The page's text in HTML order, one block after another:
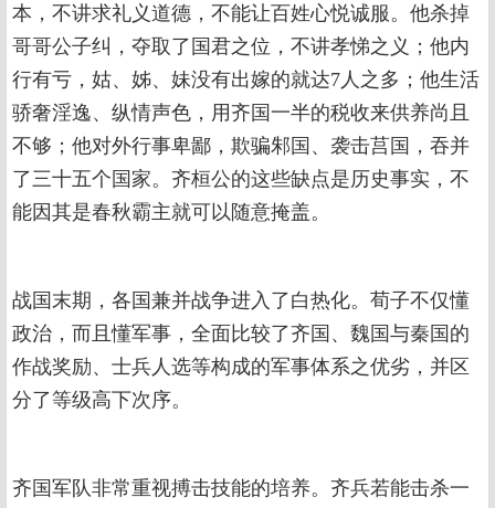
本，不讲求礼义道德，不能让百姓心悦诚服。他杀掉
哥哥公子纠，夺取了国君之位，不讲孝悌之义；他内
行有亏，姑、姊、妹没有出嫁的就达7人之多；他生活
骄奢淫逸、纵情声色，用齐国一半的税收来供养尚且
不够；他对外行事卑鄙，欺骗邾国、袭击莒国，吞并
了三十五个国家。齐桓公的这些缺点是历史事实，不
能因其是春秋霸主就可以随意掩盖。
战国末期，各国兼并战争进入了白热化。荀子不仅懂
政治，而且懂军事，全面比较了齐国、魏国与秦国的
作战奖励、士兵人选等构成的军事体系之优劣，并区
分了等级高下次序。
齐国军队非常重视搏击技能的培养。齐兵若能击杀一